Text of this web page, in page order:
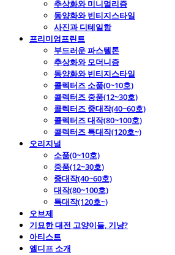
추상화와 미니멀리즘
동양화와 빈티지스타일
사진과 디테일함
프리미엄프린트
부드러운 파스텔톤
추상화와 모더니즘
동양화와 빈티지스타일
콜렉터즈 소품(0~10호)
콜렉터즈 중품(12~30호)
콜렉터즈 중대작(40~60호)
콜렉터즈 대작(80~100호)
콜렉터즈 특대작(120호~)
오리지널
소품(0~10호)
중품(12~30호)
중대작(40~60호)
대작(80~100호)
특대작(120호~)
오브제
기묘한 대전 고양이들, 기냥?
아티스트
엘디프 소개